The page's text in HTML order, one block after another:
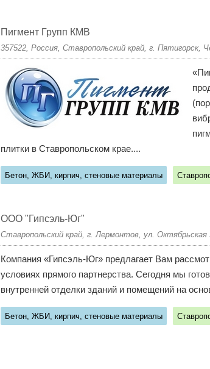
Пигмент Групп КМВ
357522, Россия, Ставропольский край, г. Пятигорск,
плитки в Ставропольском крае....
Бетон, ЖБИ, кирпич, стеновые материалы
ООО "Гипсэль-Юг"
Ставропольский край, г. Лермонтов, ул. Октябрьская
Компания «Гипсэль-Юг» предлагает Вам
условиях прямого партнерства. Сегодня мы
внутренней отделки зданий и помещений на
Бетон, ЖБИ, кирпич, стеновые материалы